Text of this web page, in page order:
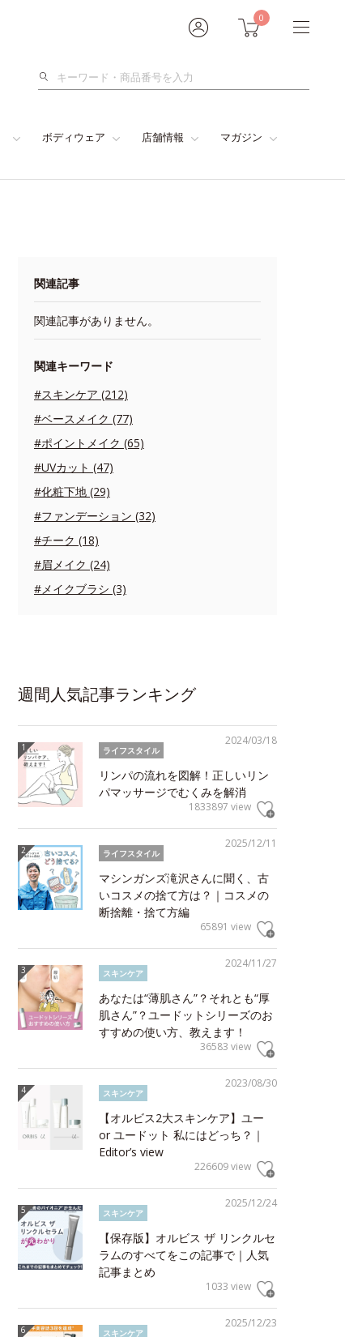
0
検
ボディウェア 店舗情報 マガジン
関連記事
関連記事がありません。
関連キーワード
#スキンケア (212)
#ベースメイク (77)
#ポイントメイク (65)
#UVカット (47)
#化粧下地 (29)
#ファンデーション (32)
#チーク (18)
#眉メイク (24)
#メイクブラシ (3)
週間人気記事ランキング
2024/03/18
ライフスタイル
リンパの流れを図解！正しいリン
パマッサージでむくみを解消
1833897 view
2025/12/11
ライフスタイル
マシンガンズ滝沢さんに聞く、古
いコスメの捨て方は？｜コスメの
断捨離・捨て方編
65891 view
2024/11/27
スキンケア
あなたは“薄肌さん”？それとも“厚
肌さん”？ユードットシリーズのお
すすめの使い方、教えます！
36583 view
2023/08/30
スキンケア
【オルビス2大スキンケア】ユー
or ユードット 私にはどっち？｜
Editor’s view
226609 view
2025/12/24
スキンケア
【保存版】オルビス ザ リンクルセ
ラムのすべてをこの記事で｜人気
記事まとめ
1033 view
2025/12/23
スキンケア